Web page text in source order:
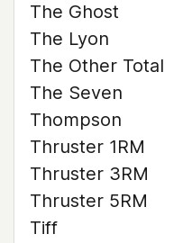
The Ghost
The Lyon
The Other Total
The Seven
Thompson
Thruster 1RM
Thruster 3RM
Thruster 5RM
Tiff